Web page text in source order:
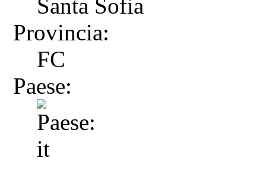
Santa Sofia
Provincia:
FC
Paese: